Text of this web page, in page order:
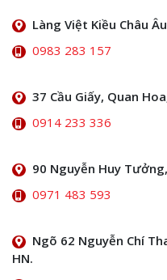
Làng Việt Kiều Châu
0983 283 157
37 Cầu Giấy, Quan
0914 233 336
90 Nguyễn Huy
0971 483 593
Ngõ 62 Nguyễn Chí
HN.